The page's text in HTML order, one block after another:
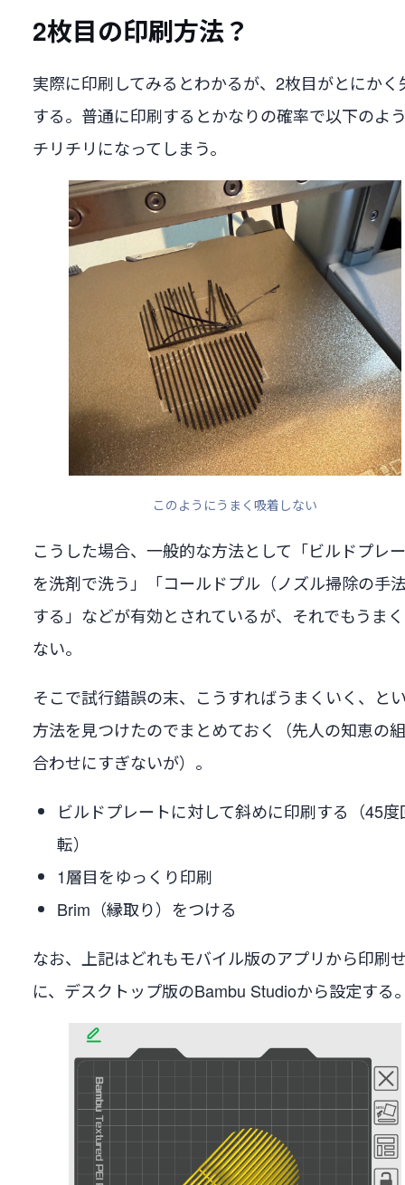
2枚目の印刷方法？
実際に印刷してみるとわかるが、2枚目がとにかく
する。普通に印刷するとかなりの確率で以下のよ
チリチリになってしまう。
このようにうまく吸着しない
こうした場合、一般的な方法として「ビルドプレ
を洗剤で洗う」「コールドプル（ノズル掃除の手
する」などが有効とされているが、それでもうま
ない。
そこで試行錯誤の末、こうすればうまくいく、と
方法を見つけたのでまとめておく（先人の知恵の
合わせにすぎないが）。
ビルドプレートに対して斜めに印刷する（45度
転）
1層目をゆっくり印刷
Brim（縁取り）をつける
なお、上記はどれもモバイル版のアプリから印刷
に、デスクトップ版のBambu Studioから設定する